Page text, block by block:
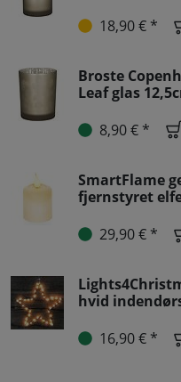
18,90 € *
Broste
Leaf glas
8,90 € *
SmartFlame
fjernstyret
29,90 € *
hvid
16,90 € *